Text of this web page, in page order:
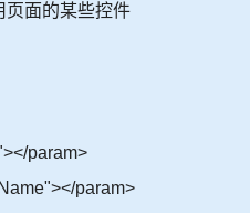
页面的某些控件
param>
param>